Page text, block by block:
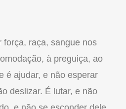
força, raça, sangue nos
à preguiça, ao
é ajudar, e não esperar
deslizar. É lutar, e não